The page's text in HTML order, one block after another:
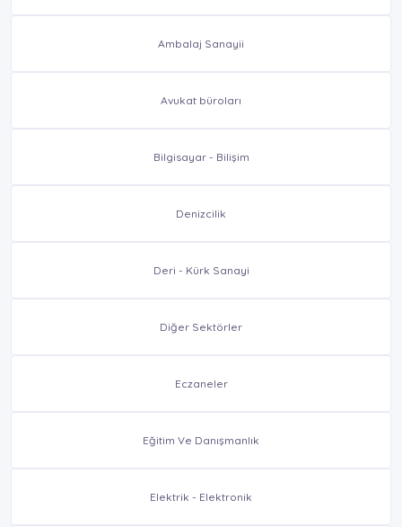
Ambalaj Sanayii
Avukat büroları
Bilgisayar - Bilişim
Denizcilik
Deri - Kürk Sanayi
Diğer Sektörler
Eczaneler
Eğitim Ve Danışmanlık
Elektrik - Elektronik